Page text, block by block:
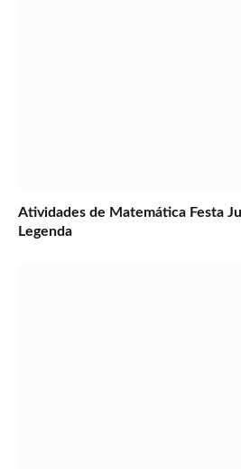
Atividades de Matemática Festa
Legenda